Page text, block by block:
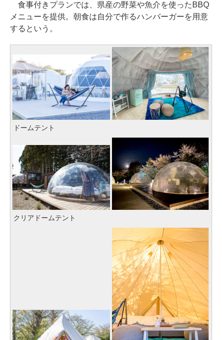
食事付きプランでは、県産の野菜や魚介を使ったBBQ
メニューを提供。朝食は自分で作るハンバーガーを用意
するという。
ドームテント
クリアドームテント